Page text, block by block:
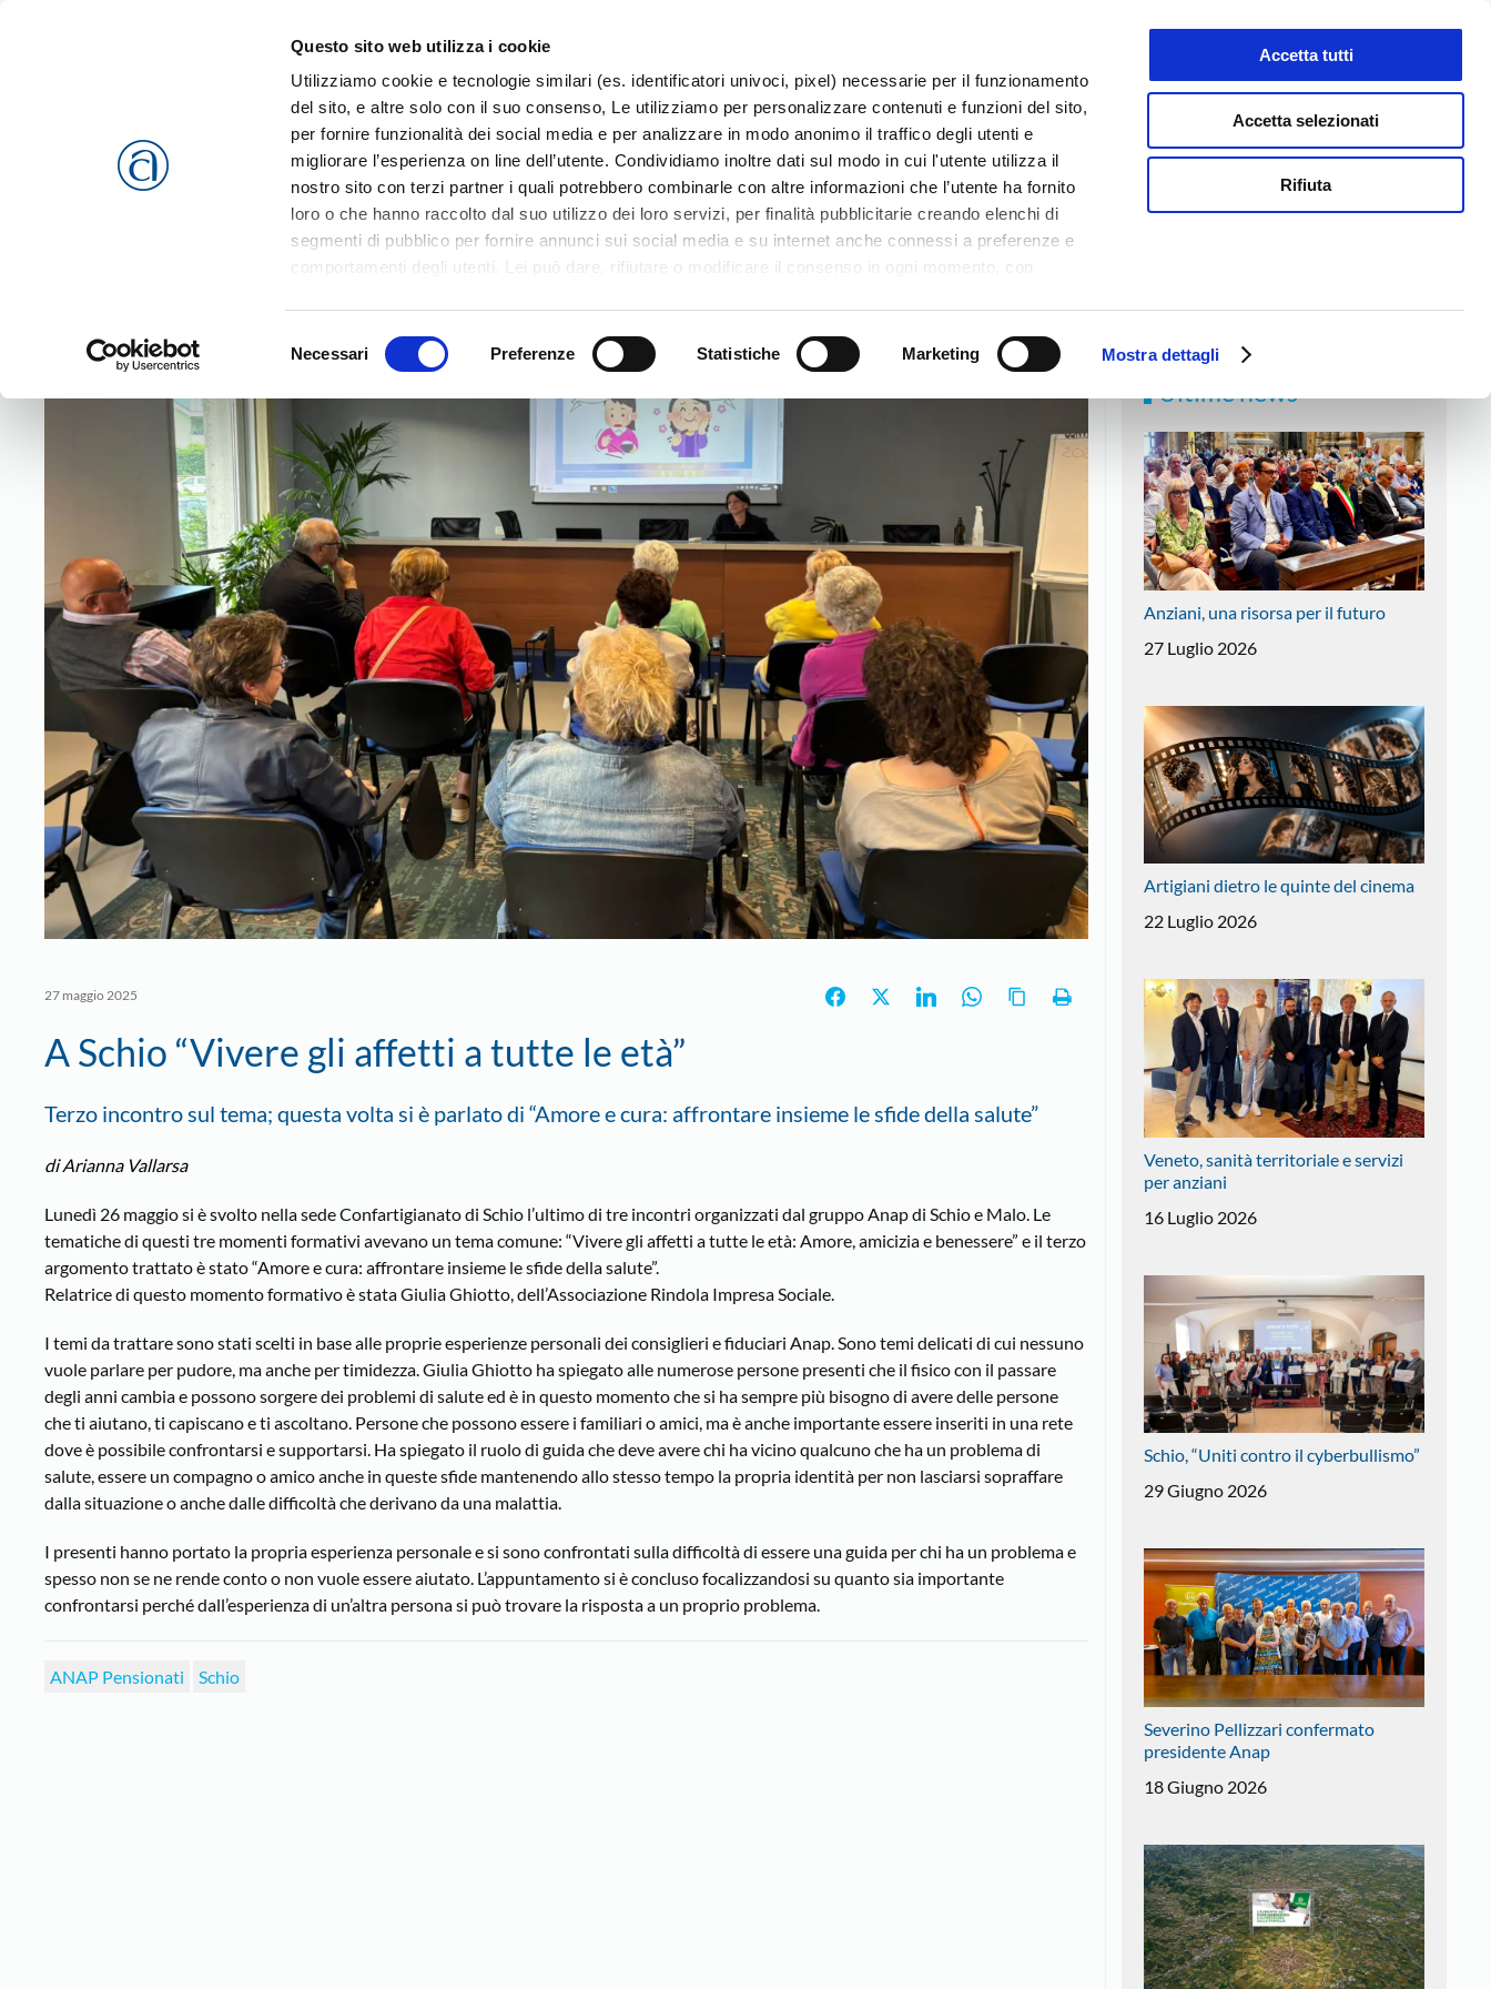
Questo sito web utilizza i cookie
Utilizziamo cookie e tecnologie similari (es. identificatori univoci, pixel) necessarie per il funzionamento
del sito, e altre solo con il suo consenso, Le utilizziamo per personalizzare contenuti e funzioni del sito,
per fornire funzionalità dei social media e per analizzare in modo anonimo il traffico degli utenti e
migliorare l’esperienza on line dell’utente. Condividiamo inoltre dati sul modo in cui l'utente utilizza il
nostro sito con terzi partner i quali potrebbero combinarle con altre informazioni che l’utente ha fornito
loro o che hanno raccolto dal suo utilizzo dei loro servizi, per finalità pubblicitarie creando elenchi di
segmenti di pubblico per fornire annunci sui social media e su internet anche connessi a preferenze e
comportamenti degli utenti. Lei può dare, rifiutare o modificare il consenso in ogni momento, con
cookies che vengono usati e sulla loro condivisione con i terzi partner può leggere la ns. Cookie Policy.
del
Necessari Preferenze Statistiche Marketing Mostra dettagli
Accetta tutti
Accetta selezionati
Rifiuta
CHI SIAMO SERVIZI TERRITORIO SISTEMI E MESTIERI PROGETTI NEWS CONTATTI
27 maggio 2025
A Schio “Vivere gli affetti a tutte le età”
Terzo incontro sul tema; questa volta si è parlato di “Amore e cura: affrontare insieme le sfide della salute”
di Arianna Vallarsa
Lunedì 26 maggio si è svolto nella sede Confartigianato di Schio l’ultimo di tre incontri organizzati dal gruppo Anap di Schio e Malo. Le
tematiche di questi tre momenti formativi avevano un tema comune: “Vivere gli affetti a tutte le età: Amore, amicizia e benessere” e il terzo
argomento trattato è stato “Amore e cura: affrontare insieme le sfide della salute”.
Relatrice di questo momento formativo è stata Giulia Ghiotto, dell’Associazione Rindola Impresa Sociale.
I temi da trattare sono stati scelti in base alle proprie esperienze personali dei consiglieri e fiduciari Anap. Sono temi delicati di cui nessuno
vuole parlare per pudore, ma anche per timidezza. Giulia Ghiotto ha spiegato alle numerose persone presenti che il fisico con il passare
degli anni cambia e possono sorgere dei problemi di salute ed è in questo momento che si ha sempre più bisogno di avere delle persone
che ti aiutano, ti capiscano e ti ascoltano. Persone che possono essere i familiari o amici, ma è anche importante essere inseriti in una rete
dove è possibile confrontarsi e supportarsi. Ha spiegato il ruolo di guida che deve avere chi ha vicino qualcuno che ha un problema di
salute, essere un compagno o amico anche in queste sfide mantenendo allo stesso tempo la propria identità per non lasciarsi sopraffare
dalla situazione o anche dalle difficoltà che derivano da una malattia.
I presenti hanno portato la propria esperienza personale e si sono confrontati sulla difficoltà di essere una guida per chi ha un problema e
spesso non se ne rende conto o non vuole essere aiutato. L’appuntamento si è concluso focalizzandosi su quanto sia importante
confrontarsi perché dall’esperienza di un’altra persona si può trovare la risposta a un proprio problema.
ANAP Pensionati Schio
Ultime news
Anziani, una risorsa per il futuro
27 Luglio 2026
Artigiani dietro le quinte del cinema
22 Luglio 2026
Veneto, sanità territoriale e servizi
per anziani
16 Luglio 2026
Schio, “Uniti contro il cyberbullismo”
29 Giugno 2026
Severino Pellizzari confermato
presidente Anap
18 Giugno 2026